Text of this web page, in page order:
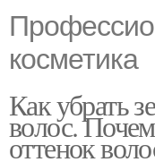
косметика
Как убрать
волос.
оттенок